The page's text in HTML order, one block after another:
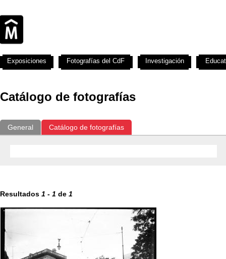
Catálogo de fotografías
General Catálogo de fotografías
Resultados 1 - 1 de 1
Exposiciones Fotografías del CdF Investigación